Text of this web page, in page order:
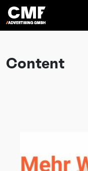
Content